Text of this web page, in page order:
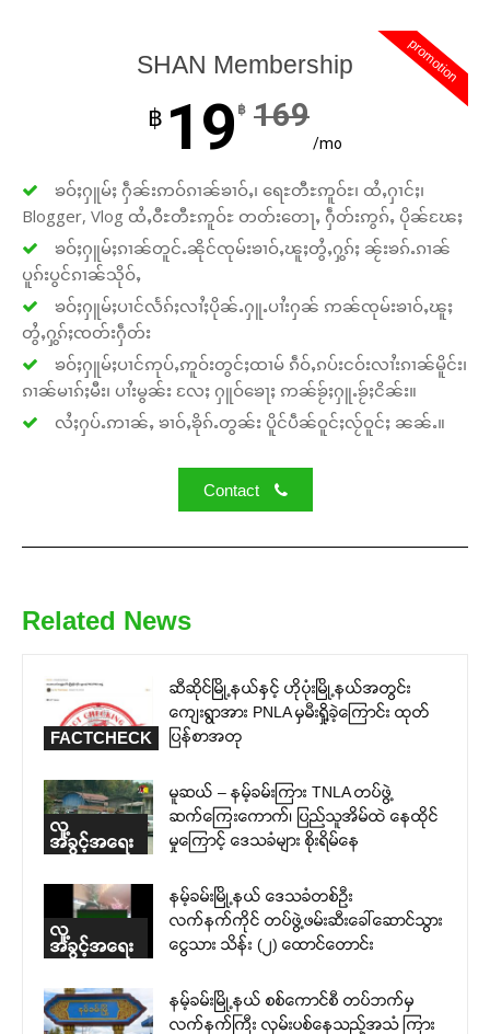
promotion
SHAN Membership
฿ 19 ฿ 169
/mo
ၶဝ်ႈႁူမ်ႈ ႁဵၼ်းဢဝ်ၵၢၼ်ၶၢဝ်ႇ၊ ရေႊတီႊဢူဝ်ႊ၊ ထႆႇႁၢင်ႈ၊
Blogger, Vlog ထႆႇဝီႊတီႊဢူဝ်ႊ တတ်းတေႃႇ ႁဵတ်းဢွၵ်ႇ ပိုၼ်ၽႄႈ
ၶဝ်ႈႁူမ်ႈၵၢၼ်တူင်ႉၼိုင်ၸုမ်းၶၢဝ်ႇၽူႈတွႆႇႁွၵ်ႈ ၼႂ်းၶၵ်ႉၵၢၼ်
ပူၵ်းပွင်ၵၢၼ်သိုဝ်ႇ
ၶဝ်ႈႁူမ်ႈပၢင်လႅၵ်ႈလၢႆႈပိုၼ်ႉႁူႉပၢႆးႁၼ် ဢၼ်ၸုမ်းၶၢဝ်ႇၽူႈ
တွႆႇႁွၵ်ႈၸတ်းႁဵတ်း
ၶဝ်ႈႁူမ်ႈပၢင်ဢုပ်ႇဢူဝ်းတွင်ႈထၢမ် ၵဵဝ်ႇၵပ်းငဝ်းလၢႆးၵၢၼ်မိူင်း၊
ၵၢၼ်မၢၵ်ႈမီး၊ ပၢႆးမွၼ်း လႄႈ ႁူဝ်ၶေႃႈ ဢၼ်ၶႂ်ႈႁူႉၶႂ်ႈငိၼ်း။
လႆႈႁပ်ႉဢၢၼ်ႇ ၶၢဝ်ႇၶိုၵ်ႉတွၼ်း ပိူင်ပဵၼ်ဝူင်ႈလႂ်ဝူင်ႈ ၼၼ်ႉ။
Contact
Related News
FACTCHECK
ဆီဆိုင်မြို့နယ်နှင့် ဟိုပုံးမြို့နယ်အတွင်း
ကျေးရွာအား PNLA မှမီးရှို့ခဲ့ကြောင်း ထုတ်
ပြန်စာအတု
လူ့
အခွင့်အရေး
မူဆယ် – နမ့်ခမ်းကြား TNLA တပ်ဖွဲ့
ဆက်ကြေးကောက်၊ ပြည်သူအိမ်ထဲ နေထိုင်
မှုကြောင့် ဒေသခံများ စိုးရိမ်နေ
လူ့
အခွင့်အရေး
နမ့်ခမ်းမြို့နယ် ဒေသခံတစ်ဦး
လက်နက်ကိုင် တပ်ဖွဲ့ဖမ်းဆီးခေါ်ဆောင်သွား
ငွေသား သိန်း (၂) ထောင်တောင်း
နမ့်ခမ်းမြို့နယ် စစ်ကောင်စီ တပ်ဘက်မှ
လက်နက်ကြီး လှမ်းပစ်နေသည့်အသံ ကြား